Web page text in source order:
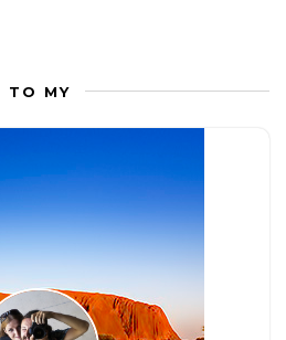
TO MY